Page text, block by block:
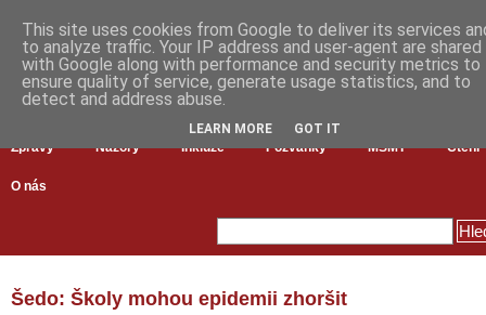
Zprávy Názory Inkluze Pozvánky MŠMT Čtení
O nás
Šedo: Školy mohou epidemii zhoršit
This site uses cookies from Google to deliver its services
to analyze traffic. Your IP address and user-agent are shared
with Google along with performance and security metrics to
ensure quality of service, generate usage statistics, and to
detect and address abuse.
LEARN MORE GOT IT